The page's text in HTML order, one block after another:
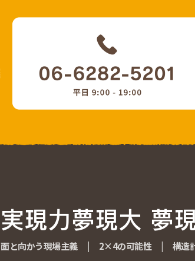
実現力夢現大 夢
実現力夢現大 夢
面と向かう現場主義
面と向かう現場主義 2×4の可能性
2×4の可能性 構造
構造